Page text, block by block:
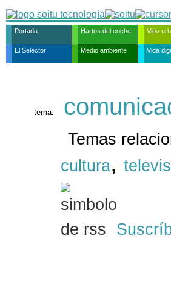
Portada Hartos del coche Vida
El Selector Medio ambiente Vida
tema:
Temas
cultura,